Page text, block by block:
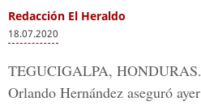
Redacción El Heraldo
18.07.2020
TEGUCIGALPA,
Orlando Hernández aseguró